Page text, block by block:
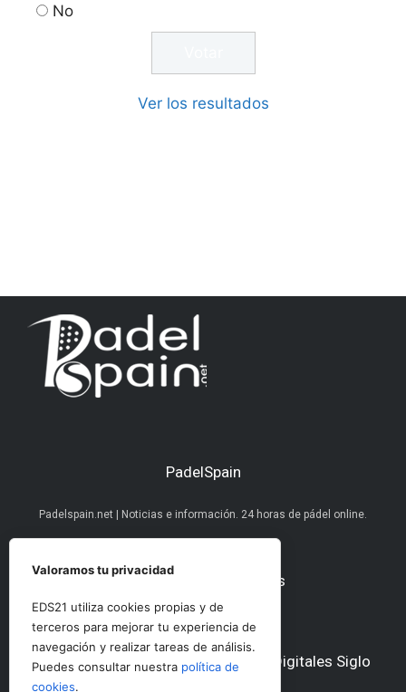
No
Ver los resultados
PadelSpain
Padelspain.net | Noticias e información. 24 horas de pádel online.
Nuestras redes sociales
Otros medios del Grupo Ediciones Digitales Siglo
Valoramos tu privacidad
EDS21 utiliza cookies propias y de
terceros para mejorar tu experiencia de
navegación y realizar tareas de análisis.
Puedes consultar nuestra política de
cookies.